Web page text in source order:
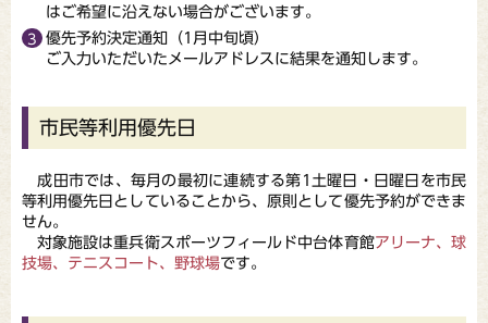
はご希望に沿えない場合がございます。
優先予約決定通知（1月中旬頃）
ご入力いただいたメールアドレスに結果を通知します。
市民等利用優先日
成田市では、毎月の最初に連続する第1土曜日・日曜日を市民
等利用優先日としていることから、原則として優先予約ができま
せん。
対象施設は重兵衛スポーツフィールド中台体育館アリーナ、球
技場、テニスコート、野球場です。